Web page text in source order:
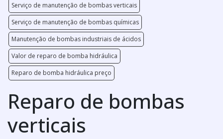
Serviço de manutenção de bombas verticais
Serviço de manutenção de bombas químicas
Manutenção de bombas industriais de ácidos
Valor de reparo de bomba hidráulica
Reparo de bomba hidráulica preço
Reparo de bombas
verticais